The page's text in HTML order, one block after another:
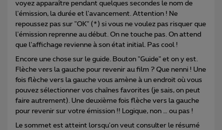
voyez apparaître pendant quelques secondes le nom de
l'émission, la durée et l'avancement. Attention ! Ne
repoussez pas sur "OK" (*) si vous ne voulez pas risquer que
l'émission reprenne au début. On ne touche pas. On attend
que l'affichage revienne à son état initial. Pas cool !
Encore une chose sur le guide. Bouton "Guide" et on y est.
Flèche vers la gauche pour revenir au film ? Que nenni ! Une
fois flèche vers la gauche vous amène à un endroit où vous
pouvez sélectionner vos chaînes favorites (je sais, on peut
faire autrement). Une deuxième fois flèche vers la gauche
pour revenir sur votre émission !! Logique, non … ou pas !
Le sommet est atteint lorsqu'on veut consulter le résumé